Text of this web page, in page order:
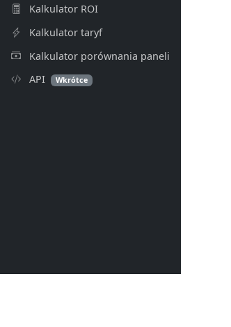
Kalkulator ROI
Kalkulator taryf
Kalkulator porównania paneli
API
Wkrótce